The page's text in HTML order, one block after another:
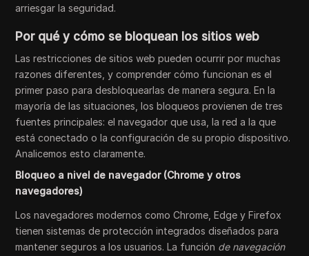
arriesgar la seguridad.
Por qué y cómo se bloquean los sitios web
Las restricciones de sitios web pueden ocurrir por muchas
razones diferentes, y comprender cómo funcionan es el
primer paso para desbloquearlas de manera segura. En la
mayoría de las situaciones, los bloqueos provienen de tres
fuentes principales: el navegador que usa, la red a la que
está conectado o la configuración de su propio dispositivo.
Analicemos esto claramente.
Bloqueo a nivel de navegador (Chrome y otros
navegadores)
Los navegadores modernos como Chrome, Edge y Firefox
tienen sistemas de protección integrados diseñados para
mantener seguros a los usuarios. La función de navegación